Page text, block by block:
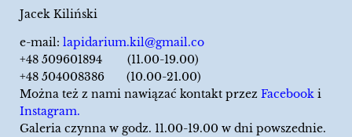
Jacek Kiliński
e-mail: lapidarium.kil@gmail.co
+48 509601894 (11.00-19.00)
+48 504008386 (10.00-21.00)
Można też z nami nawiązać kontakt przez Facebook i
Instagram.
Galeria czynna w godz. 11.00-19.00 w dni powszednie.